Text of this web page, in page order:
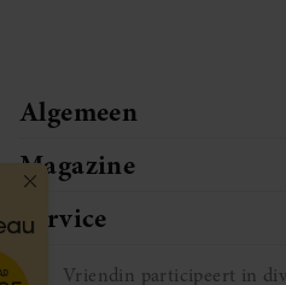
Algemeen
Magazine
Service
Vriendin participeert in